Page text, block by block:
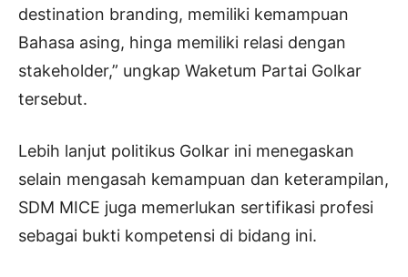
destination branding, memiliki kemampuan
Bahasa asing, hinga memiliki relasi dengan
stakeholder,” ungkap Waketum Partai Golkar
tersebut.
Lebih lanjut politikus Golkar ini menegaskan
selain mengasah kemampuan dan keterampilan,
SDM MICE juga memerlukan sertifikasi profesi
sebagai bukti kompetensi di bidang ini.